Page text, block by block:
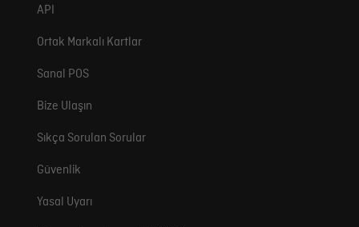
API
Ortak Markalı Kartlar
Sanal POS
Bize Ulaşın
Sıkça Sorulan Sorular
Güvenlik
Yasal Uyarı